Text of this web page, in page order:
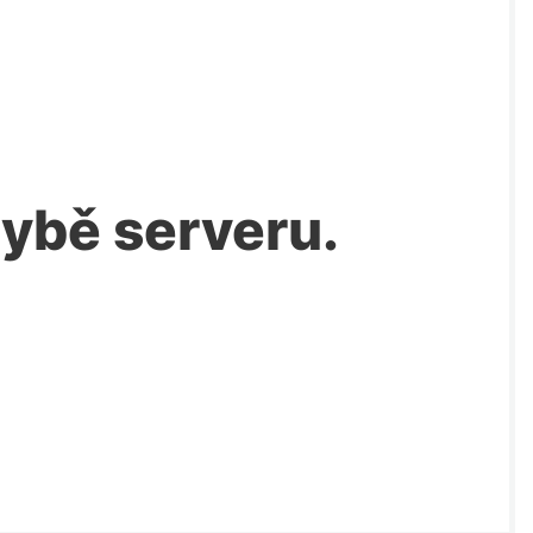
serveru.